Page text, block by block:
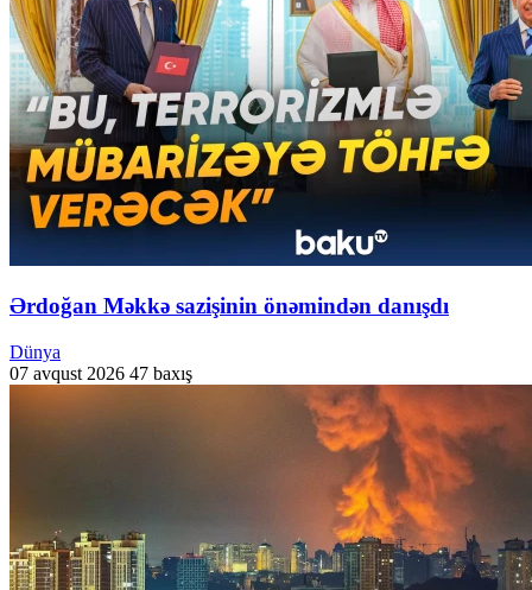
Ərdoğan Məkkə sazişinin önəmindən danışdı
Dünya
07 avqust 2026 47 baxış